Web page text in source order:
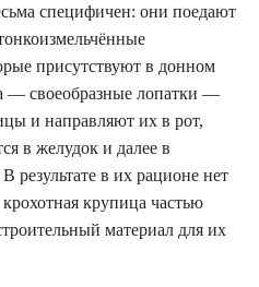
специфичен: они поедают
присутствуют в донном
— своеобразные лопатки —
и направляют их в рот,
в желудок и далее в
результате в их рационе нет
крупица частью
материал для их